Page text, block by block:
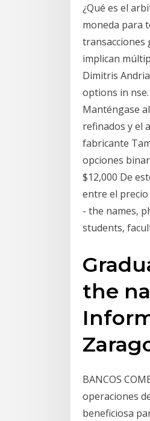
¿Qué es el
moneda para
transacciones
implican múltip
Dimitris
options in
Manténgase
refinados y el
fabricante
opciones
$12,000 De
entre el precio
- the names,
students,
the
BANCOS
operaciones
beneficiosa